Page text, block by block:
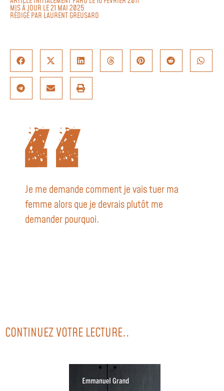
MIS À JOUR LE 21 MAI 2025
RÉDIGÉ PAR LAURENT GREUSARD
Je me demande comment je vais tuer ma
femme alors que je devrais plutôt me
demander pourquoi.
CONTINUEZ VOTRE LECTURE..